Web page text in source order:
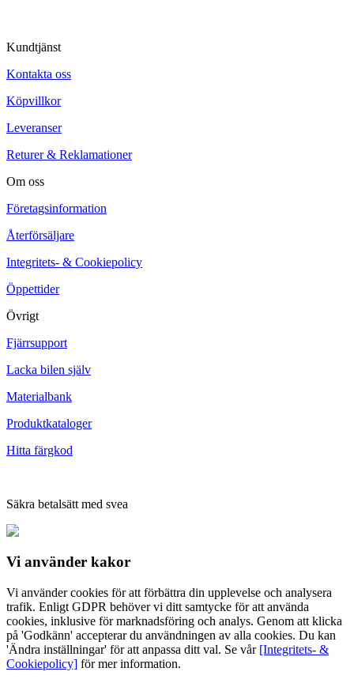
Kundtjänst
Kontakta oss
Köpvillkor
Leveranser
Returer & Reklamationer
Om oss
Företagsinformation
Återförsäljare
Integritets- & Cookiepolicy
Öppettider
Övrigt
Fjärrsupport
Lacka bilen själv
Materialbank
Produktkataloger
Hitta färgkod
Säkra betalsätt med svea
Vi använder kakor
Vi använder cookies för att förbättra din upplevelse och analysera
trafik. Enligt GDPR behöver vi ditt samtycke för att använda
cookies, inklusive för marknadsföring och analys. Genom att klicka
på 'Godkänn' accepterar du användningen av alla cookies. Du kan
'Ändra inställningar' för att anpassa ditt val. Se vår [Integritets- &
Cookiepolicy] för mer information.